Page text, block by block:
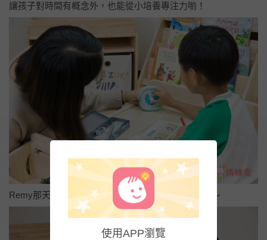
讓孩子對時間有概念外，也能從小培養專注力喲！
Remy那天就用了這個時鐘認真地寫完了作業呢～～～
使用APP瀏覽